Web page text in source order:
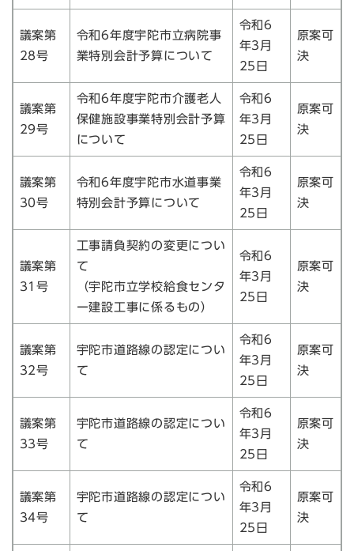
議案第
28号
令和6年度宇陀市立病院事
業特別会計予算について
令和6
年3月
25日
原案可
決
議案第
29号
令和6年度宇陀市介護老人
保健施設事業特別会計予算
について
令和6
年3月
25日
原案可
決
議案第
30号
令和6年度宇陀市水道事業
特別会計予算について
令和6
年3月
25日
原案可
決
議案第
31号
工事請負契約の変更につい
て
（宇陀市立学校給食センタ
ー建設工事に係るもの）
令和6
年3月
25日
原案可
決
議案第
32号
宇陀市道路線の認定につい
て
令和6
年3月
25日
原案可
決
議案第
33号
宇陀市道路線の認定につい
て
令和6
年3月
25日
原案可
決
議案第
34号
宇陀市道路線の認定につい
て
令和6
年3月
25日
原案可
決